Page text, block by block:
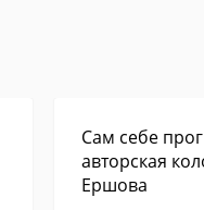
Сам себе
авторская
Ершова